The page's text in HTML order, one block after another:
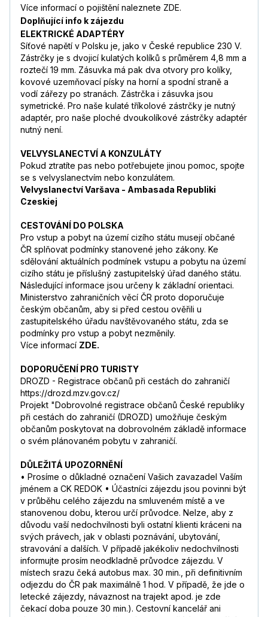
Více informací o pojištění naleznete ZDE.
Doplňující info k zájezdu
ELEKTRICKÉ ADAPTÉRY
Síťové napětí v Polsku je, jako v České republice 230 V.
Zástrčky je s dvojicí kulatých kolíků s průměrem 4,8 mm a
roztečí 19 mm. Zásuvka má pak dva otvory pro kolíky,
kovové uzemňovací písky na horní a spodní straně a
vodí zářezy po stranách. Zástrčka i zásuvka jsou
symetrické. Pro naše kulaté tříkolové zástrčky je nutný
adaptér, pro naše ploché dvoukolíkové zástrčky adaptér
nutný není.
VELVYSLANECTVÍ A KONZULÁTY
Pokud ztratíte pas nebo potřebujete jinou pomoc, spojte
se s velvyslanectvím nebo konzulátem.
Velvyslanectví Varšava - Ambasada Republiki
Czeskiej
CESTOVÁNÍ DO POLSKA
Pro vstup a pobyt na území cizího státu musejí občané
ČR splňovat podmínky stanovené jeho zákony. Ke
sdělování aktuálních podmínek vstupu a pobytu na území
cizího státu je příslušný zastupitelský úřad daného státu.
Následující informace jsou určeny k základní orientaci.
Ministerstvo zahraničních věcí ČR proto doporučuje
českým občanům, aby si před cestou ověřili u
zastupitelského úřadu navštěvovaného státu, zda se
podmínky pro vstup a pobyt nezměnily.
Více informací ZDE.
DOPORUČENÍ PRO TURISTY
DROZD - Registrace občanů při cestách do zahraničí
https://drozd.mzv.gov.cz/
Projekt "Dobrovolné registrace občanů České republiky
při cestách do zahraničí (DROZD) umožňuje českým
občanům poskytovat na dobrovolném základě informace
o svém plánovaném pobytu v zahraničí.
DŮLEŽITÁ UPOZORNĚNÍ
• Prosíme o důkladné označení Vašich zavazadel Vaším
jménem a CK REDOK • Účastníci zájezdu jsou povinni být
v průběhu celého zájezdu na smluveném místě a ve
stanovenou dobu, kterou určí průvodce. Nelze, aby z
důvodu vaší nedochvilnosti byli ostatní klienti kráceni na
svých právech, jak v oblasti poznávání, ubytování,
stravování a dalších. V případě jakékoliv nedochvilnosti
informujte prosím neodkladně průvodce zájezdu. V
místech srazu čeká autobus max. 30 min., při definitivním
odjezdu do ČR pak maximálně 1 hod. V případě, že jde o
letecké zájezdy, návaznost na trajekt apod. je zde
čekací doba pouze 30 min.). Cestovní kancelář ani